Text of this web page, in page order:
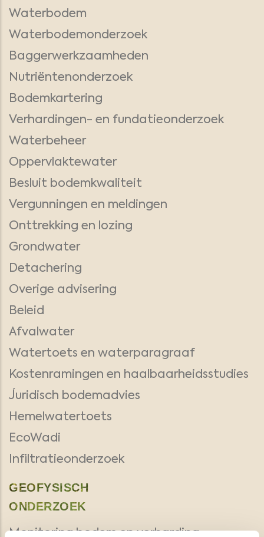
Waterbodem
Waterbodemonderzoek
Baggerwerkzaamheden
Nutriëntenonderzoek
Bodemkartering
Verhardingen- en fundatieonderzoek
Waterbeheer
Oppervlaktewater
Besluit bodemkwaliteit
Vergunningen en meldingen
Onttrekking en lozing
Grondwater
Detachering
Overige advisering
Beleid
Afvalwater
Watertoets en waterparagraaf
Kostenramingen en haalbaarheidsstudies
Juridisch bodemadvies
Hemelwatertoets
EcoWadi
Infiltratieonderzoek
GEOFYSISCH
ONDERZOEK
Monitoring bodem en verharding